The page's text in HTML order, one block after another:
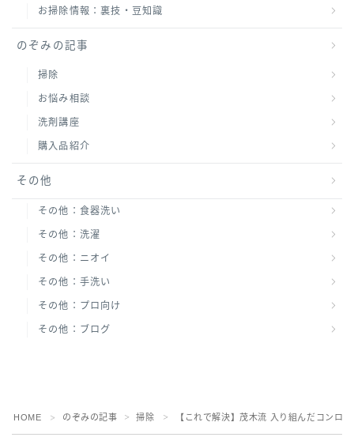
お掃除情報：裏技・豆知識
のぞみの記事
掃除
お悩み相談
洗剤講座
購入品紹介
その他
その他：食器洗い
その他：洗濯
その他：ニオイ
その他：手洗い
その他：プロ向け
その他：ブログ
HOME ＞ のぞみの記事 ＞ 掃除 ＞ 【これで解決】茂木流 入り組んだコンロ